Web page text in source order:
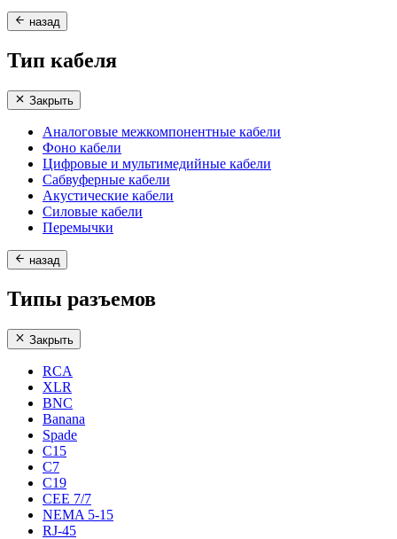
назад
Тип кабеля
Закрыть
Аналоговые межкомпонентные кабели
Фоно кабели
Цифровые и мультимедийные кабели
Сабвуферные кабели
Акустические кабели
Силовые кабели
Перемычки
назад
Типы разъемов
Закрыть
RCA
XLR
BNC
Banana
Spade
C15
С7
C19
CEE 7/7
NEMA 5-15
RJ-45